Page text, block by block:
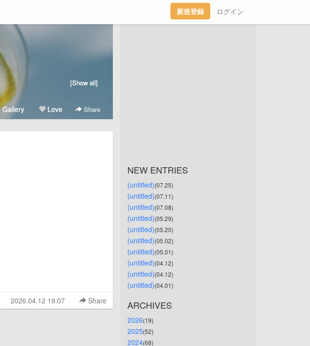
新規登録 ログイン
[Show all]
Gallery Love Share
2026.04.12 19:07 Share
NEW ENTRIES
(untitled)(07.25)
(untitled)(07.11)
(untitled)(07.08)
(untitled)(05.29)
(untitled)(05.20)
(untitled)(05.02)
(untitled)(05.01)
(untitled)(04.12)
(untitled)(04.12)
(untitled)(04.01)
ARCHIVES
2026(19)
2025(52)
2024(68)